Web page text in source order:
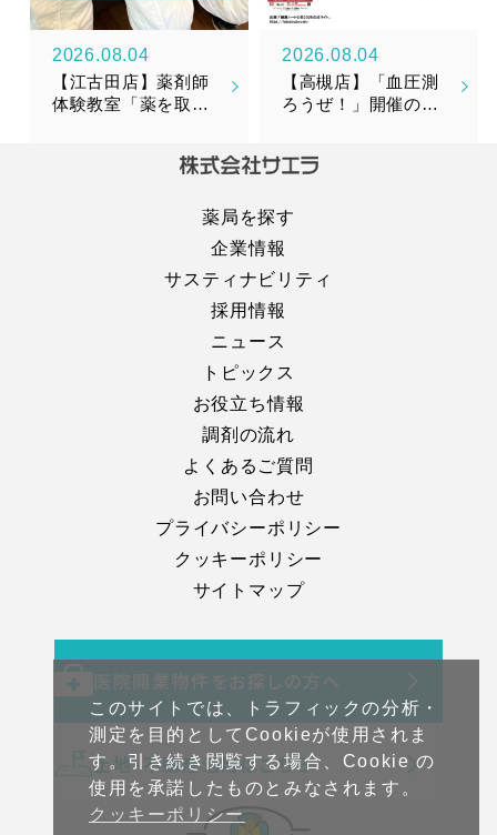
2026.08.04
【江古田店】薬剤師
体験教室「薬を取り
2026.08.04
【高槻店】「血圧測
ろうぜ！」開催のお
薬局を探す
企業情報
サスティナビリティ
採用情報
ニュース
トピックス
お役立ち情報
調剤の流れ
よくあるご質問
お問い合わせ
プライバシーポリシー
クッキーポリシー
サイトマップ
土地・不動産活用はこちら
このサイトでは、トラフィックの分析・
測定を目的としてCookieが使用されま
す。引き続き閲覧する場合、Cookie の
使用を承諾したものとみなされます。
クッキーポリシー